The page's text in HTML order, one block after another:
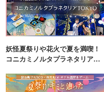
妖怪夏祭りや花火で夏を満喫！
コニカミノルタプラネタリア